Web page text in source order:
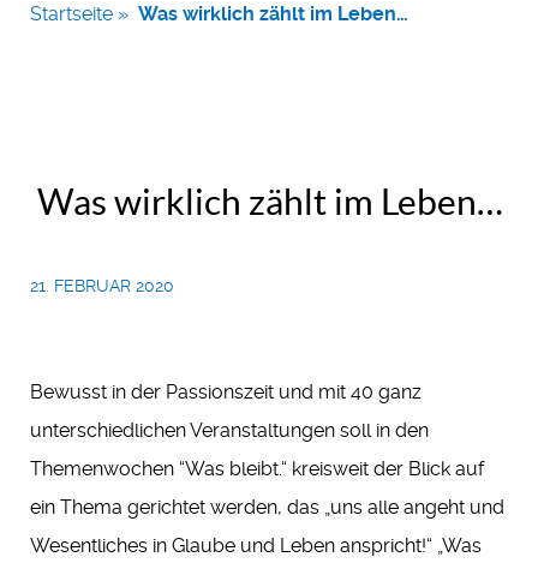
Startseite » Was wirklich zählt im Leben…
Was wirklich zählt im Leben…
21. FEBRUAR 2020
Bewusst in der Passionszeit und mit 40 ganz
unterschiedlichen Veranstaltungen soll in den
Themenwochen “Was bleibt.“ kreisweit der Blick auf
ein Thema gerichtet werden, das „uns alle angeht und
Wesentliches in Glaube und Leben anspricht!“ „Was